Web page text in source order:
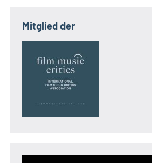
Mitglied der